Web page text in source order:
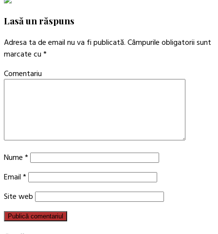
Lasă un răspuns
Adresa ta de email nu va fi publicată. Câmpurile obligatorii sunt
marcate cu *
Comentariu
Nume *
Email *
Site web